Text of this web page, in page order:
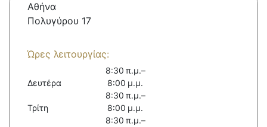
Αθήνα
Πολυγύρου 17
Ώρες λειτουργίας:
Δευτέρα
8:30 π.μ.–
8:00 μ.μ.
Τρίτη
8:30 π.μ.–
8:00 μ.μ.
8:30 π.μ.–